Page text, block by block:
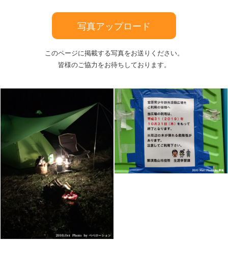
写真アップロード
このページに掲載する写真をお送りください。
皆様のご協力をお待ちしております。